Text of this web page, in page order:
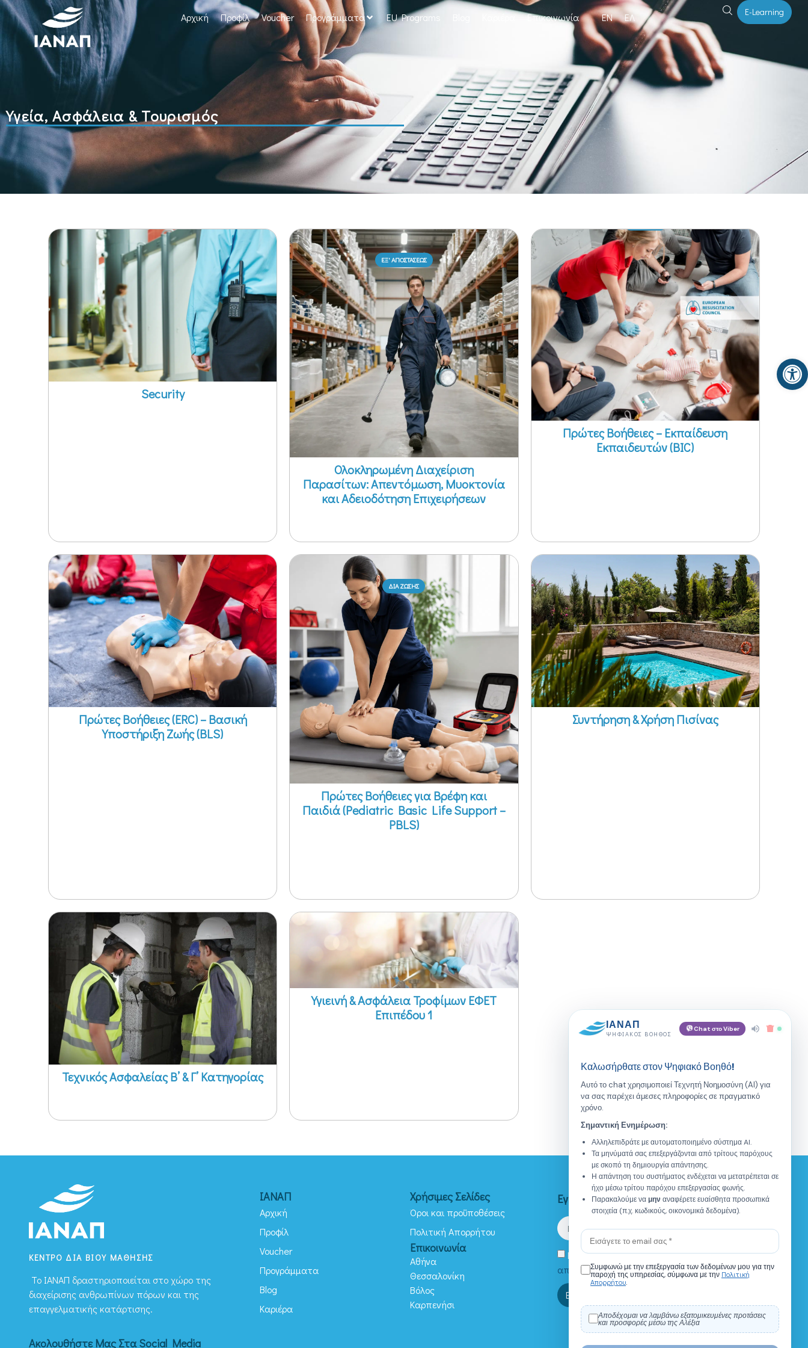
Αρχική Προφίλ Voucher Προγράμματα EU Programs Καριέρα Επικοινωνία ΕΝ ΕΛ E-Learning
Υγεία, Ασφάλεια & Τουρισμός
Security
Ολοκληρωμένη Διαχείριση
Παρασίτων: Απεντόμωση, Μυοκτονία
και Αδειοδότηση Επιχειρήσεων
ΕΞ' ΑΠΟΣΤΑΣΕΩΣ
Πρώτες Βοήθειες – Εκπαίδευση
Εκπαιδευτών (BIC)
Πρώτες Βοήθειες (ERC) – Βασική
Υποστήριξη Ζωής (BLS)
Πρώτες Βοήθειες για Βρέφη και
Παιδιά (Pediatric Basic Life Support –
PBLS)
ΔΙΑ ΖΩΣΗΣ
Συντήρηση & Χρήση Πισίνας
Τεχνικός Ασφαλείας Β’ & Γ’ Κατηγορίας
Υγιεινή & Ασφάλεια Τροφίμων ΕΦΕΤ
Επιπέδου 1
ΕΞ' ΑΠΟΣΤΑΣΕΩΣ - ΔΙΑ ΖΩΣΗΣ
ΚΕΝΤΡΟ ΔΙΑ ΒΙΟΥ ΜΑΘΗΣΗΣ
To ΙΑΝΑΠ δραστηριοποιείται στο χώρο της
διαχείρισης ανθρωπίνων πόρων και της
επαγγελματικής κατάρτισης.
Ακολουθήστε Μας Στα Social Media
ΙΑΝΑΠ
Αρχική
Προφίλ
Voucher
Προγράμματα
Blog
Καριέρα
Χρήσιμες Σελίδες
Όροι και προϋποθέσεις
Πολιτική Απορρήτου
Επικοινωνία
Αθήνα
Θεσσαλονίκη
Βόλος
Καρπενήσι
Εγγραφείτε στο Newsletter
Eνημερώθηκα για τηνπολιτική
απορρήτου.
Εγγραφή
ΙΑΝΑΠ
ΨΗΦΙΑΚΌΣ ΒΟΗΘΌΣ
Chat στο Viber
Καλωσήρθατε στον Ψηφιακό Βοηθό!
Αυτό το chat χρησιμοποιεί Τεχνητή Νοημοσύνη (AI) για
να σας παρέχει άμεσες πληροφορίες σε πραγματικό
χρόνο.
Σημαντική Ενημέρωση:
Αλληλεπιδράτε με αυτοματοποιημένο σύστημα AI.
Τα μηνύματά σας επεξεργάζονται από τρίτους παρόχους
με σκοπό τη δημιουργία απάντησης.
Η απάντηση του συστήματος ενδέχεται να μετατρέπεται σε
ήχο μέσω τρίτου παρόχου επεξεργασίας φωνής.
Παρακαλούμε ναμην αναφέρετε ευαίσθητα προσωπικά
στοιχεία (π.χ. κωδικούς, οικονομικά δεδομένα).
Συμφωνώ με την επεξεργασία των δεδομένων μου για την
παροχή της υπηρεσίας, σύμφωνα με την Πολιτική
Απορρήτου.
Αποδέχομαι να λαμβάνω εξατομικευμένες προτάσεις
και προσφορές μέσω της Αλέξια
Τι είναι το ΙΑΝΑΠ?